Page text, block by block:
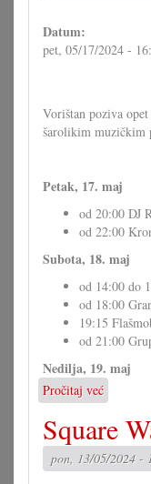
i
Datum:
pet, 05/17/2024 -
Vorištan poziva
šarolikim muzičkim
Petak, 17. maj
od 20:00 DJ
od 22:00
Subota, 18. maj
od 14:00 do
od 18:00
19:15
od 21:00
Nedilja, 19. maj
Pročitaj već
Duhovska
fešta
u
Square
pon, 13/05/2024 -